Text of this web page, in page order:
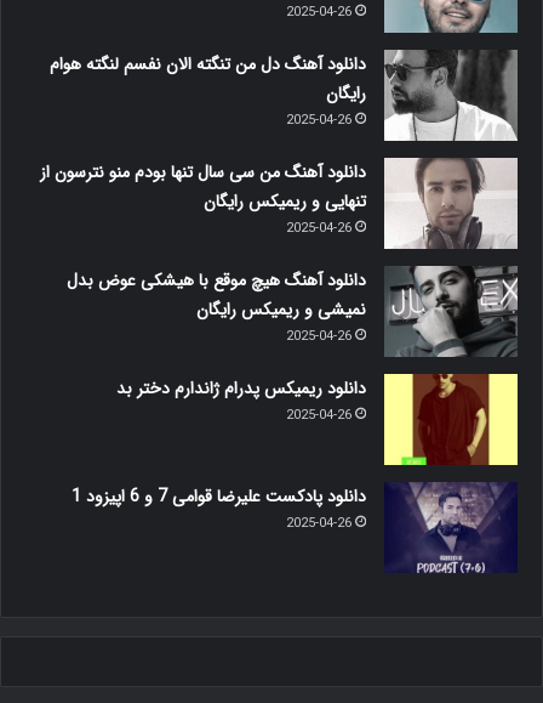
2025-04-26
دانلود آهنگ دل من تنگته الان نفسم لنگته هوام
رایگان
2025-04-26
دانلود آهنگ من سی سال تنها بودم منو نترسون از
تنهایی و ریمیکس رایگان
2025-04-26
دانلود آهنگ هیچ موقع با هیشکی عوض بدل
نمیشی و ریمیکس رایگان
2025-04-26
دانلود ریمیکس پدرام ژاندارم دختر بد
2025-04-26
دانلود پادکست علیرضا قوامی 7 و 6 اپیزود 1
2025-04-26